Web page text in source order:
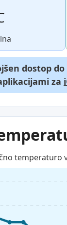
dostop
za
temperaturo